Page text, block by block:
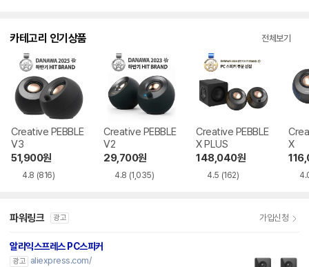
카테고리 인기상품 전체보기
Creative PEBBLE
V3
51,900원
4.8 (816)
Creative PEBBLE
V2
29,700원
4.8 (1,035)
Creative PEBBLE
X PLUS
148,040원
4.5 (162)
X
파워링크 광고 가입신청
알리익스프레스 PC스피커
광고
aliexpress.com/